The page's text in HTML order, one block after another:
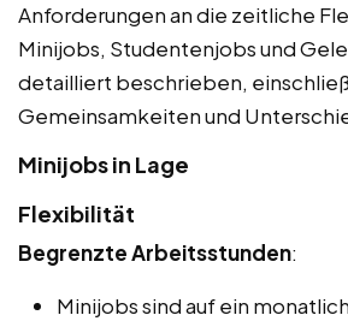
Anforderungen an die zeitliche
Minijobs, Studentenjobs und
detailliert beschrieben,
Gemeinsamkeiten und
Minijobs in Lage
Flexibilität
Begrenzte Arbeitsstunden:
Minijobs sind auf ein